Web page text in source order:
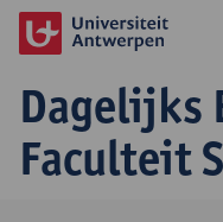
Dagelijks
Faculteit